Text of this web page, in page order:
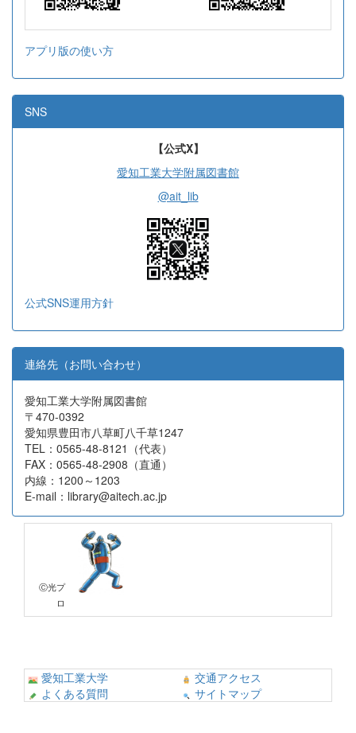
アプリ版の使い方
SNS
【公式X】
愛知工業大学附属図書館
@ait_lib
公式SNS運用方針
連絡先（お問い合わせ）
愛知工業大学附属図書館
〒470-0392
愛知県豊田市八草町八千草1247
TEL：0565-48-8121（代表）
FAX：0565-48-2908（直通）
内線：1200～1203
E-mail：library@aitech.ac.jp
Ⓒ光プ
ロ
愛知工業大学
交通アクセス
よくある質問
サイトマップ